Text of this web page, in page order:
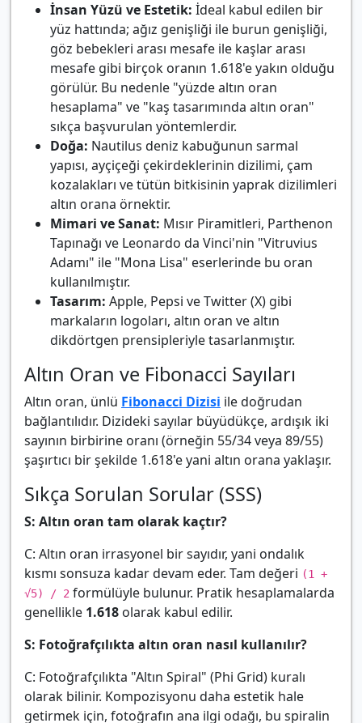
İnsan Yüzü ve Estetik: İdeal kabul edilen bir
yüz hattında; ağız genişliği ile burun genişliği,
göz bebekleri arası mesafe ile kaşlar arası
mesafe gibi birçok oranın 1.618'e yakın olduğu
görülür. Bu nedenle "yüzde altın oran
hesaplama" ve "kaş tasarımında altın oran"
sıkça başvurulan yöntemlerdir.
Doğa: Nautilus deniz kabuğunun sarmal
yapısı, ayçiçeği çekirdeklerinin dizilimi, çam
kozalakları ve tütün bitkisinin yaprak dizilimleri
altın orana örnektir.
Mimari ve Sanat: Mısır Piramitleri, Parthenon
Tapınağı ve Leonardo da Vinci'nin "Vitruvius
Adamı" ile "Mona Lisa" eserlerinde bu oran
kullanılmıştır.
Tasarım: Apple, Pepsi ve Twitter (X) gibi
markaların logoları, altın oran ve altın
dikdörtgen prensipleriyle tasarlanmıştır.
Altın Oran ve Fibonacci Sayıları
Altın oran, ünlü Fibonacci Dizisi ile doğrudan
bağlantılıdır. Dizideki sayılar büyüdükçe, ardışık iki
sayının birbirine oranı (örneğin 55/34 veya 89/55)
şaşırtıcı bir şekilde 1.618'e yani altın orana yaklaşır.
Sıkça Sorulan Sorular (SSS)
S: Altın oran tam olarak kaçtır?
C: Altın oran irrasyonel bir sayıdır, yani ondalık
kısmı sonsuza kadar devam eder. Tam değeri (1 +
√5) / 2 formülüyle bulunur. Pratik hesaplamalarda
genellikle 1.618 olarak kabul edilir.
S: Fotoğrafçılıkta altın oran nasıl kullanılır?
C: Fotoğrafçılıkta "Altın Spiral" (Phi Grid) kuralı
olarak bilinir. Kompozisyonu daha estetik hale
getirmek için, fotoğrafın ana ilgi odağı, bu spiralin